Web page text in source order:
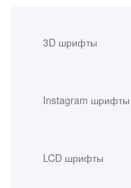
3D шрифты
Instagram шрифты
LCD шрифты